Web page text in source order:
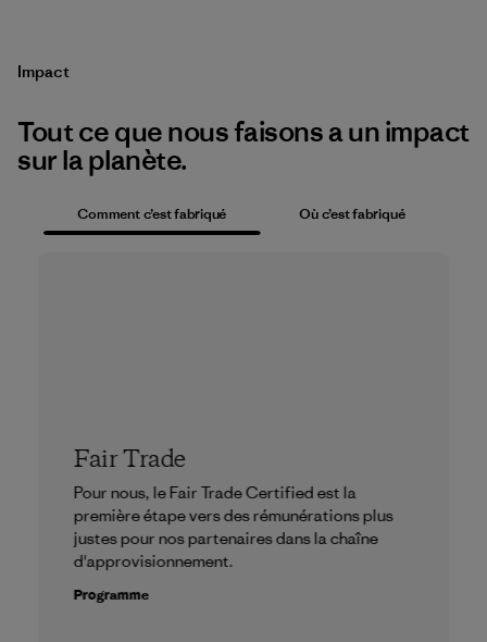
Impact
Tout ce que nous faisons a un impact
sur la planète.
Comment c’est fabriqué Où c’est fabriqué
Fair Trade
Pour nous, le Fair Trade Certified est la
première étape vers des rémunérations plus
justes pour nos partenaires dans la chaîne
d'approvisionnement.
Programme